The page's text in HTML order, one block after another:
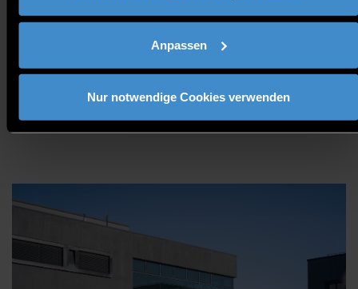
Anpassen
Nur notwendige Cookies verwenden
Kontakt
Infos zu den Studieninhalten:
Allgemeine Infos zum Studium an der
THD:Beratung & Unterstützung